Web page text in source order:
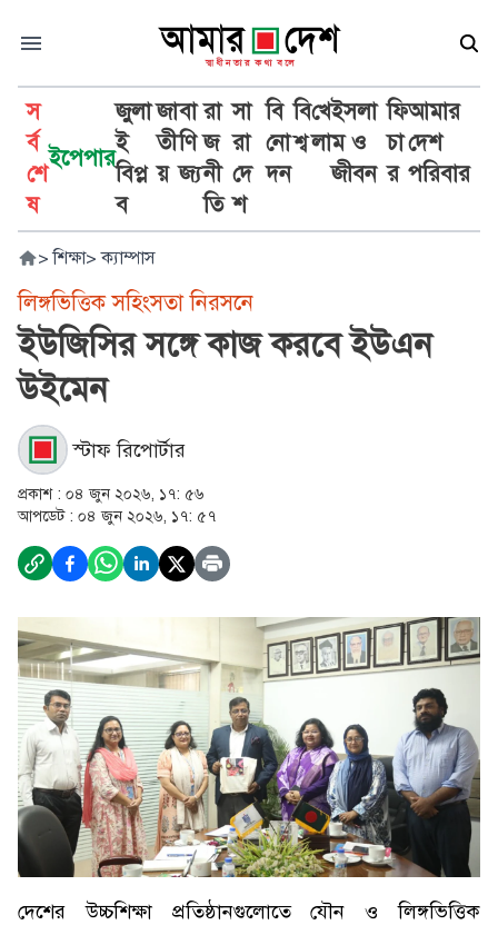
স
র্ব
শে
ষ
ইপেপার
জুলা
ই
বিপ্ল
ব
জা
তী
য়
বা
ণি
জ্য
রা
জ
নী
তি
সা
রা
দে
শ
বি
নো
দন
বি
শ্ব
খে
লা
ইসলা
ম ও
জীবন
ফি
চা
র
আমার
দেশ
পরিবার
> শিক্ষা> ক্যাম্পাস
লিঙ্গভিত্তিক সহিংসতা নিরসনে
ইউজিসির সঙ্গে কাজ করবে ইউএন
উইমেন
স্টাফ রিপোর্টার
প্রকাশ : ০৪ জুন ২০২৬, ১৭: ৫৬
আপডেট : ০৪ জুন ২০২৬, ১৭: ৫৭
দেশের উচ্চশিক্ষা প্রতিষ্ঠানগুলোতে যৌন ও লিঙ্গভিত্তিক